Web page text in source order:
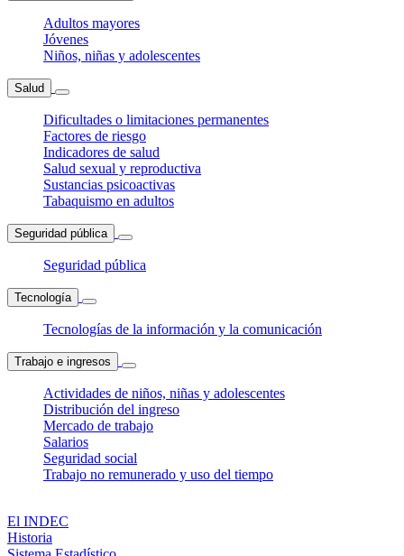
Adultos mayores
Jóvenes
Niños, niñas y adolescentes
Salud
Dificultades o limitaciones permanentes
Factores de riesgo
Indicadores de salud
Salud sexual y reproductiva
Sustancias psicoactivas
Tabaquismo en adultos
Seguridad pública
Seguridad pública
Tecnología
Tecnologías de la información y la comunicación
Trabajo e ingresos
Actividades de niños, niñas y adolescentes
Distribución del ingreso
Mercado de trabajo
Salarios
Seguridad social
Trabajo no remunerado y uso del tiempo
El INDEC
Historia